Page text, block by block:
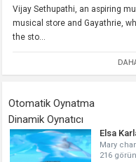
Vijay Sethupathi, an aspiring
musical store and Gayathrie,
the sto...
Otomatik Oynatma
Dinamik Oynatıcı
Elsa
Mary
216